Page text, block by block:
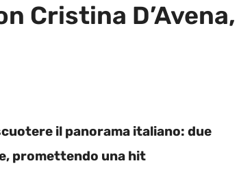
Cristina D’Avena,
il panorama italiano: due
promettendo una hit